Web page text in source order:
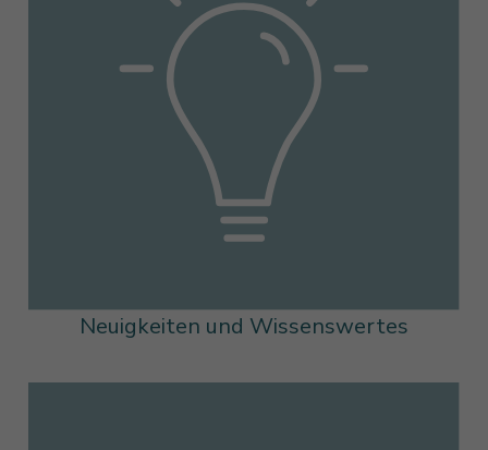
Neuigkeiten und Wissenswertes